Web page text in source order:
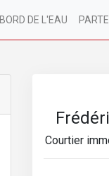
BORD DE L'EAU
Courtier